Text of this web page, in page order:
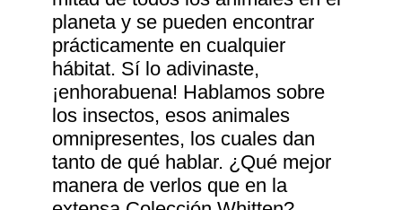
planeta y se pueden encontrar
prácticamente en cualquier
hábitat. Sí lo adivinaste,
¡enhorabuena! Hablamos sobre
los insectos, esos animales
omnipresentes, los cuales dan
tanto de qué hablar. ¿Qué mejor
manera de verlos que en la